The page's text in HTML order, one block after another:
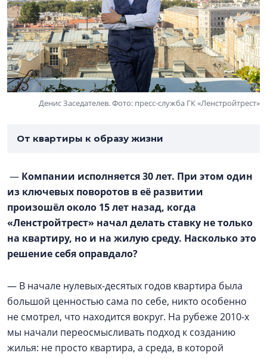
Денис Заседателев. Фото: пресс-служба ГК «Ленстройтрест»
От квартиры к образу жизни
— Компании исполняется 30 лет. При этом один
из ключевых поворотов в её развитии
произошёл около 15 лет назад, когда
«Ленстройтрест» начал делать ставку не только
на квартиру, но и на жилую среду. Насколько это
решение себя оправдало?
— В начале нулевых-десятых годов квартира была
большой ценностью сама по себе, никто особенно
не смотрел, что находится вокруг. На рубеже 2010-х
мы начали переосмысливать подход к созданию
жилья: не просто квартира, а среда, в которой